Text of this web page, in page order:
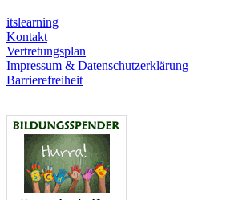
itslearning
Kontakt
Vertretungsplan
Impressum & Datenschutzerklärung
Barrierefreiheit